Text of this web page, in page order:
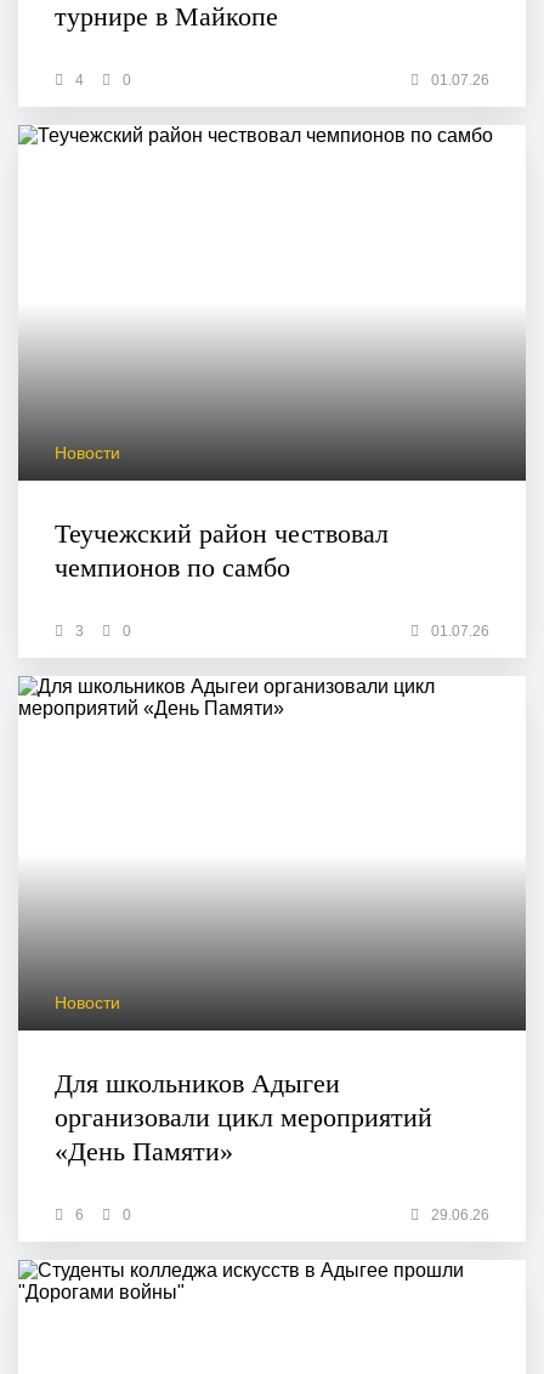
турнире в Майкопе
4 0 01.07.26
Новости
Теучежский район чествовал
чемпионов по самбо
3 0 01.07.26
Новости
Для школьников Адыгеи
организовали цикл мероприятий
«День Памяти»
6 0 29.06.26